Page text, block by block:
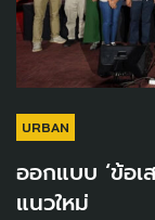
URBAN
ออกแบบ ‘ข้อเ
แนวใหม่